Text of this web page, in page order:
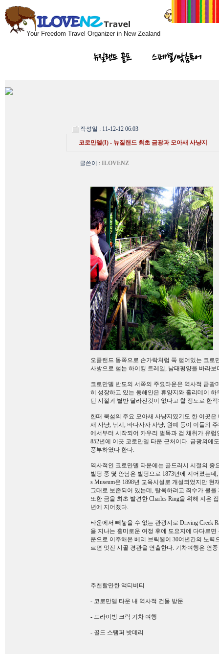
Your Freedom Travel Organizer in New Zealand
뉴질랜드 골프 스페셜/맞춤투어
작성일 : 11-12-12 06:03
코로만델(I) - 뉴질랜드 최초 금광과 모아새 사냥지
글쓴이 : ILOVENZ
오클랜드 동쪽으로 손가락처럼 쭉 뻗어있는 코
사방으로 뻗는 하이킹 트레일, 남태평양을 바라
코로만델 반도의 서쪽의 주요타운은 역사적 금
히 성장하고 있는 동해안은 휴양지와 홀리데이
던 시절과 별반 달라진것이 없다고 할 정도로 한
한때 북섬의 주요 모아새 사냥지였기도 한 이곳
새 사냥, 낚시, 바다사자 사냥, 원예 등이 이들의
에서부터 시작되어 카우리 벌목과 검 채취가 유
852년에 이곳 코로만델 타운 근처이다. 금광외에
풍부하였다 한다.
역사적인 코로만델 타운에는 골드러시 시절의
빌딩 중 몇 안남은 빌딩으로 1873년에 지어졌는
s Museum은 1898년 교육시설로 개설되었지만
그대로 보존되어 있는데, 탈옥하려고 죄수가 불
또한 금을 최초 발견한 Charles Ring을 위해 지은
년에 지어졌다.
타운에서 빼놓을 수 없는 관광지로 Driving Creek
을 지나는 흥미로운 여정 후에 도요지에 다다르
운으로 이주해온 베리 브릭웰이 30여년간의 노력
르면 멋진 시골 경관을 연출한다. 기차여행은 연
추천할만한 액티비티
- 코로만델 타운 내 역사적 건물 방문
- 드라이빙 크릭 기차 여행
- 골드 스탬퍼 밧데리